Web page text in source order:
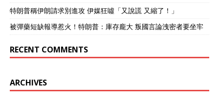
特朗普稱伊朗請求別進攻 伊媒狂噓「又說謊 又縮了！」
被彈藥短缺報導惹火！特朗普：庫存龐大 叛國言論洩密者要坐牢
RECENT COMMENTS
ARCHIVES